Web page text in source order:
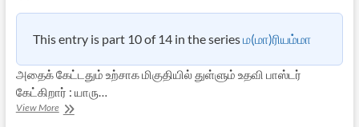
This entry is part 10 of 14 in the seriesம(மா)ரியம்மா
அதைக் கேட்டதும் உற்சாக மிகுதியில் துள்ளும் உதவி பாஸ்டர்
கேட்கிறார் : யாரு…
View Moreம(மா)ரியம்மா